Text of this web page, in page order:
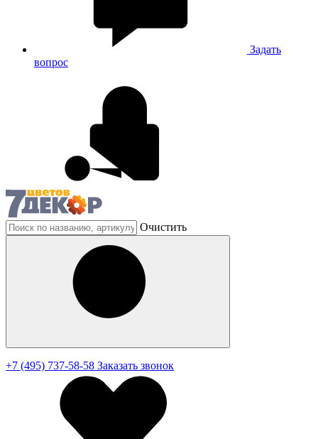
Задать
вопрос
Очистить
+7 (495) 737-58-58 Заказать звонок